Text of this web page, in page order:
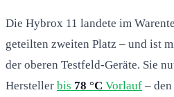
Die Hybrox 11 landete im
geteilten zweiten Platz – und ist
der oberen Testfeld-Geräte. Sie
Hersteller bis 78 °C Vorlauf –